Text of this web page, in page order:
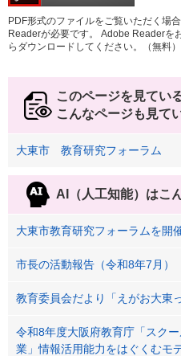
PDF形式のファイルをご覧いただく場
Readerが必要です。
Adobe Readerを
らダウンロードしてください。（無料）
このページを見てい
こんなページも見て
大東市 教育研究フォーラム
AI（人工知能）はこ
大東市教育研究フォーラムを開
市長の活動報告（令和8年7月）
教育委員会だより「えがお大東
令和8年度大阪府教育庁「スク
業」情報活用能力をはぐくむモ